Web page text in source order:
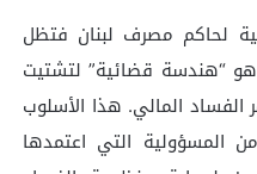
لحاكم مصرف لبنان فتظل
هو “هندسة قضائية” لتشتيت
الفساد المالي. هذا الأسلوب
المسؤولية التي اعتمدها